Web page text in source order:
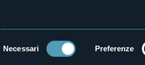
Necessari Preferenze